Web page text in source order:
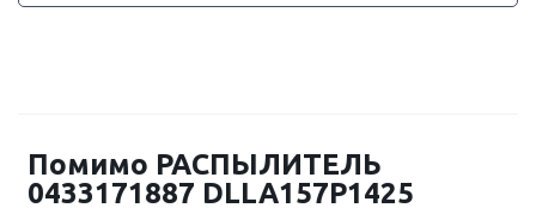
Помимо РАСПЫЛИТЕЛЬ
0433171887 DLLA157P1425